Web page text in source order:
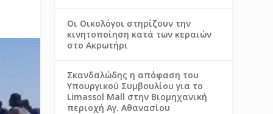
Οι Οικολόγοι στηρίζουν την
κινητοποίηση κατά των κεραιών
στο Ακρωτήρι
Σκανδαλώδης η απόφαση του
Υπουργικού Συμβουλίου για το
Limassol Mall στην Βιομηχανική
περιοχή Αγ. Αθανασίου